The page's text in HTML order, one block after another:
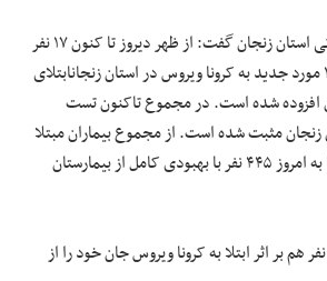
رئیس دانشگاه علوم پزشکی استان زنجان گفت: از ظهر دیروز تا کنون ۱۷ نفر
به آمار مبتلایان ابتلای ۱۷ مورد جدید به کرونا ویروس در استان زنجانابتلای
زنجان افزوده شده است. در مجموع تاکنون تست
در استان زنجان مثبت شده است. از مجموع بیماران مبتلا
به این ویروس در استان تا به امروز ۴۴۵ نفر با بهبودی کامل از بیمارستان
متاسفانه تا ظهر امروز ۶۰ نفر هم بر اثر ابتلا به کرونا ویروس جان خود را از